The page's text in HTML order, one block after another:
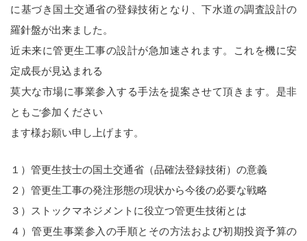
に基づき国土交通省の登録技術となり、下水道の調査設計の
羅針盤が出来ました。
近未来に管更生工事の設計が急加速されます。これを機に安
定成⾧が見込まれる
莫大な市場に事業参入する手法を提案させて頂きます。是非
ともご参加ください
ます様お願い申し上げます。
１）管更生技士の国土交通省（品確法登録技術）の意義
２）管更生工事の発注形態の現状から今後の必要な戦略
３）ストックマネジメントに役立つ管更生技術とは
４）管更生事業参入の手順とその方法および初期投資予算の